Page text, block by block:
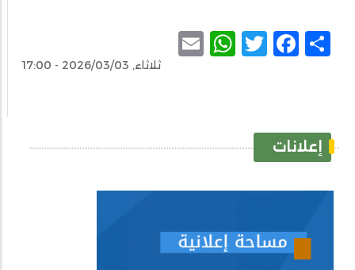
Share
Facebook
Twitter
WhatsApp
ثلاثاء, 2026/03/03 - 17:00
إعلانات